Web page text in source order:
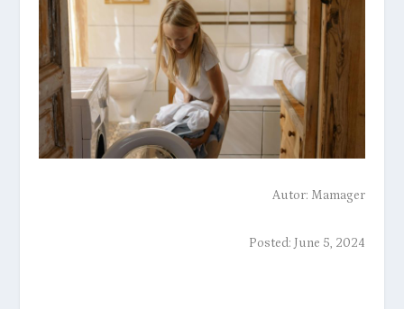
Autor: Mamager
Posted: June 5, 2024